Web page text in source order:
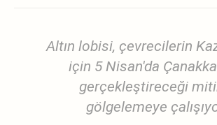
Altın lobisi, çevrecilerin
için 5 Nisan'da
gerçekleştireceği
gölgelemeye